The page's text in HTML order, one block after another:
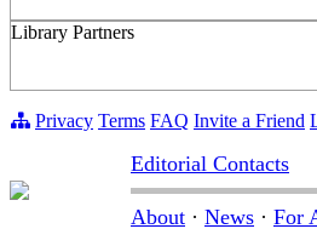
Library Partners
Privacy Terms FAQ Invite a Friend
Editorial Contacts
About · News · For